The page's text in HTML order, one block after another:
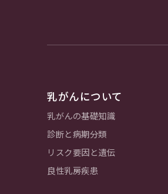
乳がんについて
乳がんの基礎知識
診断と病期分類
リスク要因と遺伝
良性乳房疾患